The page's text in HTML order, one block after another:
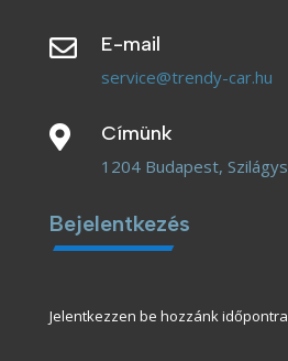
 E-mail
service@trendy-car.hu
 Címünk
1204 Budapest,
Bejelentkezés
Jelentkezzen be hozzánk